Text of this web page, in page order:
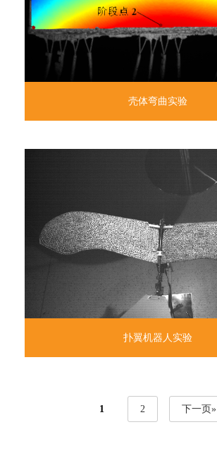
壳体弯曲实验
扑翼机器人实验
1 2 下一页»